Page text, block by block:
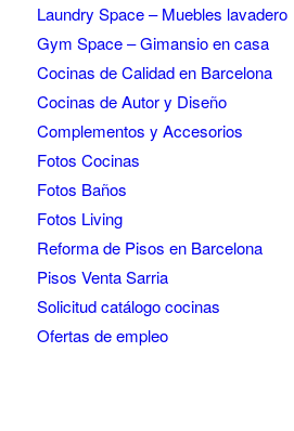
Laundry Space – Muebles lavadero
Gym Space – Gimansio en casa
Cocinas de Calidad en Barcelona
Cocinas de Autor y Diseño
Complementos y Accesorios
Fotos Cocinas
Fotos Baños
Fotos Living
Reforma de Pisos en Barcelona
Pisos Venta Sarria
Solicitud catálogo cocinas
Ofertas de empleo